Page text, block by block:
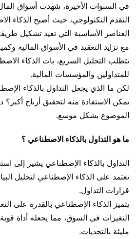
في السنوات الأخيرة، شهدت أسواق المال
العناصر الأساسية التي تعيد تشكيل
مع تزايد التعقيد في الأسواق المالية
تتطلب التحليل السريع، بات الذكاء
للمتداولين والمؤسسات المالية.
لكن ما الذي يجعل التداول بالذكاء
يمكن الاستفادة منه لتحقيق أرباح
الموضوع بشكل موسع.
ما هو التداول بالذكاء الاصطناعي ؟
التداول بالذكاء الإصطناعي يشير إلى
تعتمد على الذكاء الإصطناعي لتحليل
قرارات التداول.
يتميز الذكاء الإصطناعي بالقدرة على
التغيرات في السوق، مما يجعله أداة
مليئة بالتحديات.